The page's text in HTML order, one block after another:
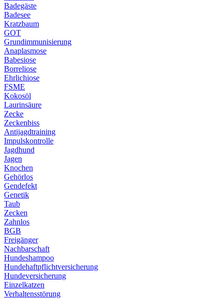
Badegäste
Badesee
Kratzbaum
GOT
Grundimmunisierung
Anaplasmose
Babesiose
Borreliose
Ehrlichiose
FSME
Kokosöl
Laurinsäure
Zecke
Zeckenbiss
Antijagdtraining
Impulskontrolle
Jagdhund
Jagen
Knochen
Gehörlos
Gendefekt
Genetik
Taub
Zecken
Zahnlos
BGB
Freigänger
Nachbarschaft
Hundeshampoo
Hundehaftpflichtversicherung
Hundeversicherung
Einzelkatzen
Verhaltensstörung